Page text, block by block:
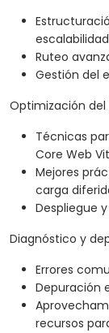
Ruteo
Gestión del
Optimización
Técnicas
Core Web
Mejores
carga
Despliegue
Diagnóstico y
Errores
Depuración
recursos